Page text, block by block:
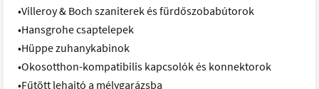
•Villeroy & Boch szaniterek és fürdőszobabútorok
•Hansgrohe csaptelepek
•Hüppe zuhanykabinok
•Okosotthon-kompatibilis kapcsolók és konnektorok
•Fűtött lehajtó a mélygarázsba